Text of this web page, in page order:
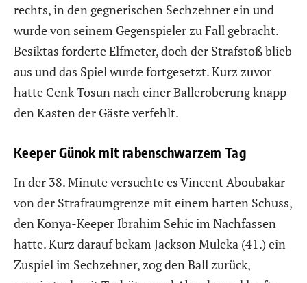
rechts, in den gegnerischen Sechzehner ein und
wurde von seinem Gegenspieler zu Fall gebracht.
Besiktas forderte Elfmeter, doch der Strafstoß blieb
aus und das Spiel wurde fortgesetzt. Kurz zuvor
hatte Cenk Tosun nach einer Balleroberung knapp
den Kasten der Gäste verfehlt.
Keeper Günok mit rabenschwarzem Tag
In der 38. Minute versuchte es Vincent Aboubakar
von der Strafraumgrenze mit einem harten Schuss,
den Konya-Keeper Ibrahim Sehic im Nachfassen
hatte. Kurz darauf bekam Jackson Muleka (41.) ein
Zuspiel im Sechzehner, zog den Ball zurück,